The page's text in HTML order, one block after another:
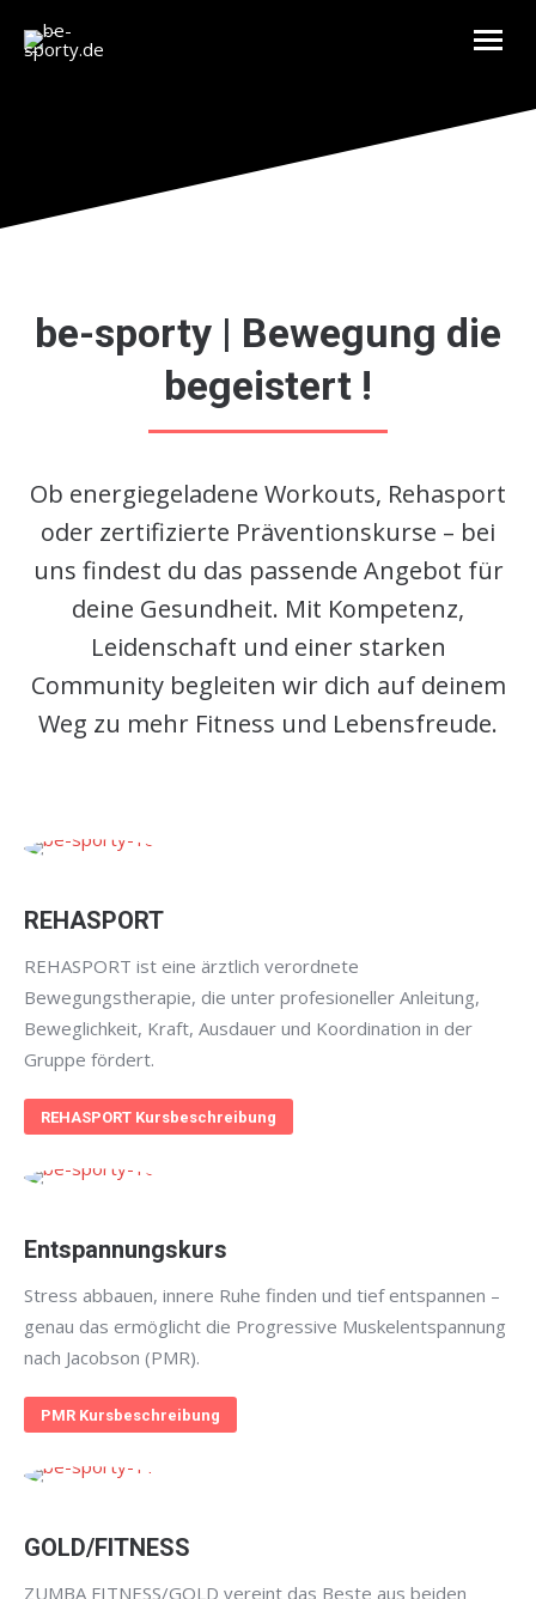
be-sporty | Bewegung die
begeistert !
Ob energiegeladene Workouts, Rehasport
oder zertifizierte Präventionskurse – bei
uns findest du das passende Angebot für
deine Gesundheit. Mit Kompetenz,
Leidenschaft und einer starken
Community begleiten wir dich auf deinem
Weg zu mehr Fitness und Lebensfreude.
REHASPORT
REHASPORT ist eine ärztlich verordnete
Bewegungstherapie, die unter profesioneller Anleitung,
Beweglichkeit, Kraft, Ausdauer und Koordination in der
Gruppe fördert.
REHASPORT Kursbeschreibung
Entspannungskurs
Stress abbauen, innere Ruhe finden und tief entspannen –
genau das ermöglicht die Progressive Muskelentspannung
nach Jacobson (PMR).
PMR Kursbeschreibung
GOLD/FITNESS
ZUMBA FITNESS/GOLD vereint das Beste aus beiden